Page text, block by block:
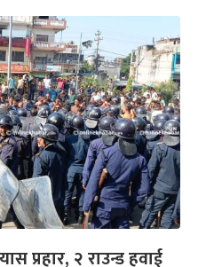
प्रहार, २ राउन्ड हवाई